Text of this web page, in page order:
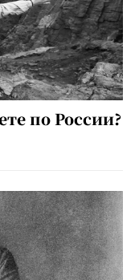
по России?